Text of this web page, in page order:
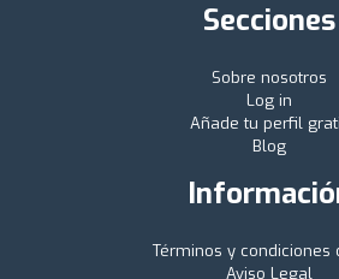
Secciones
Sobre nosotros
Log in
Añade tu perfil
Blog
Términos y condiciones
Aviso Legal